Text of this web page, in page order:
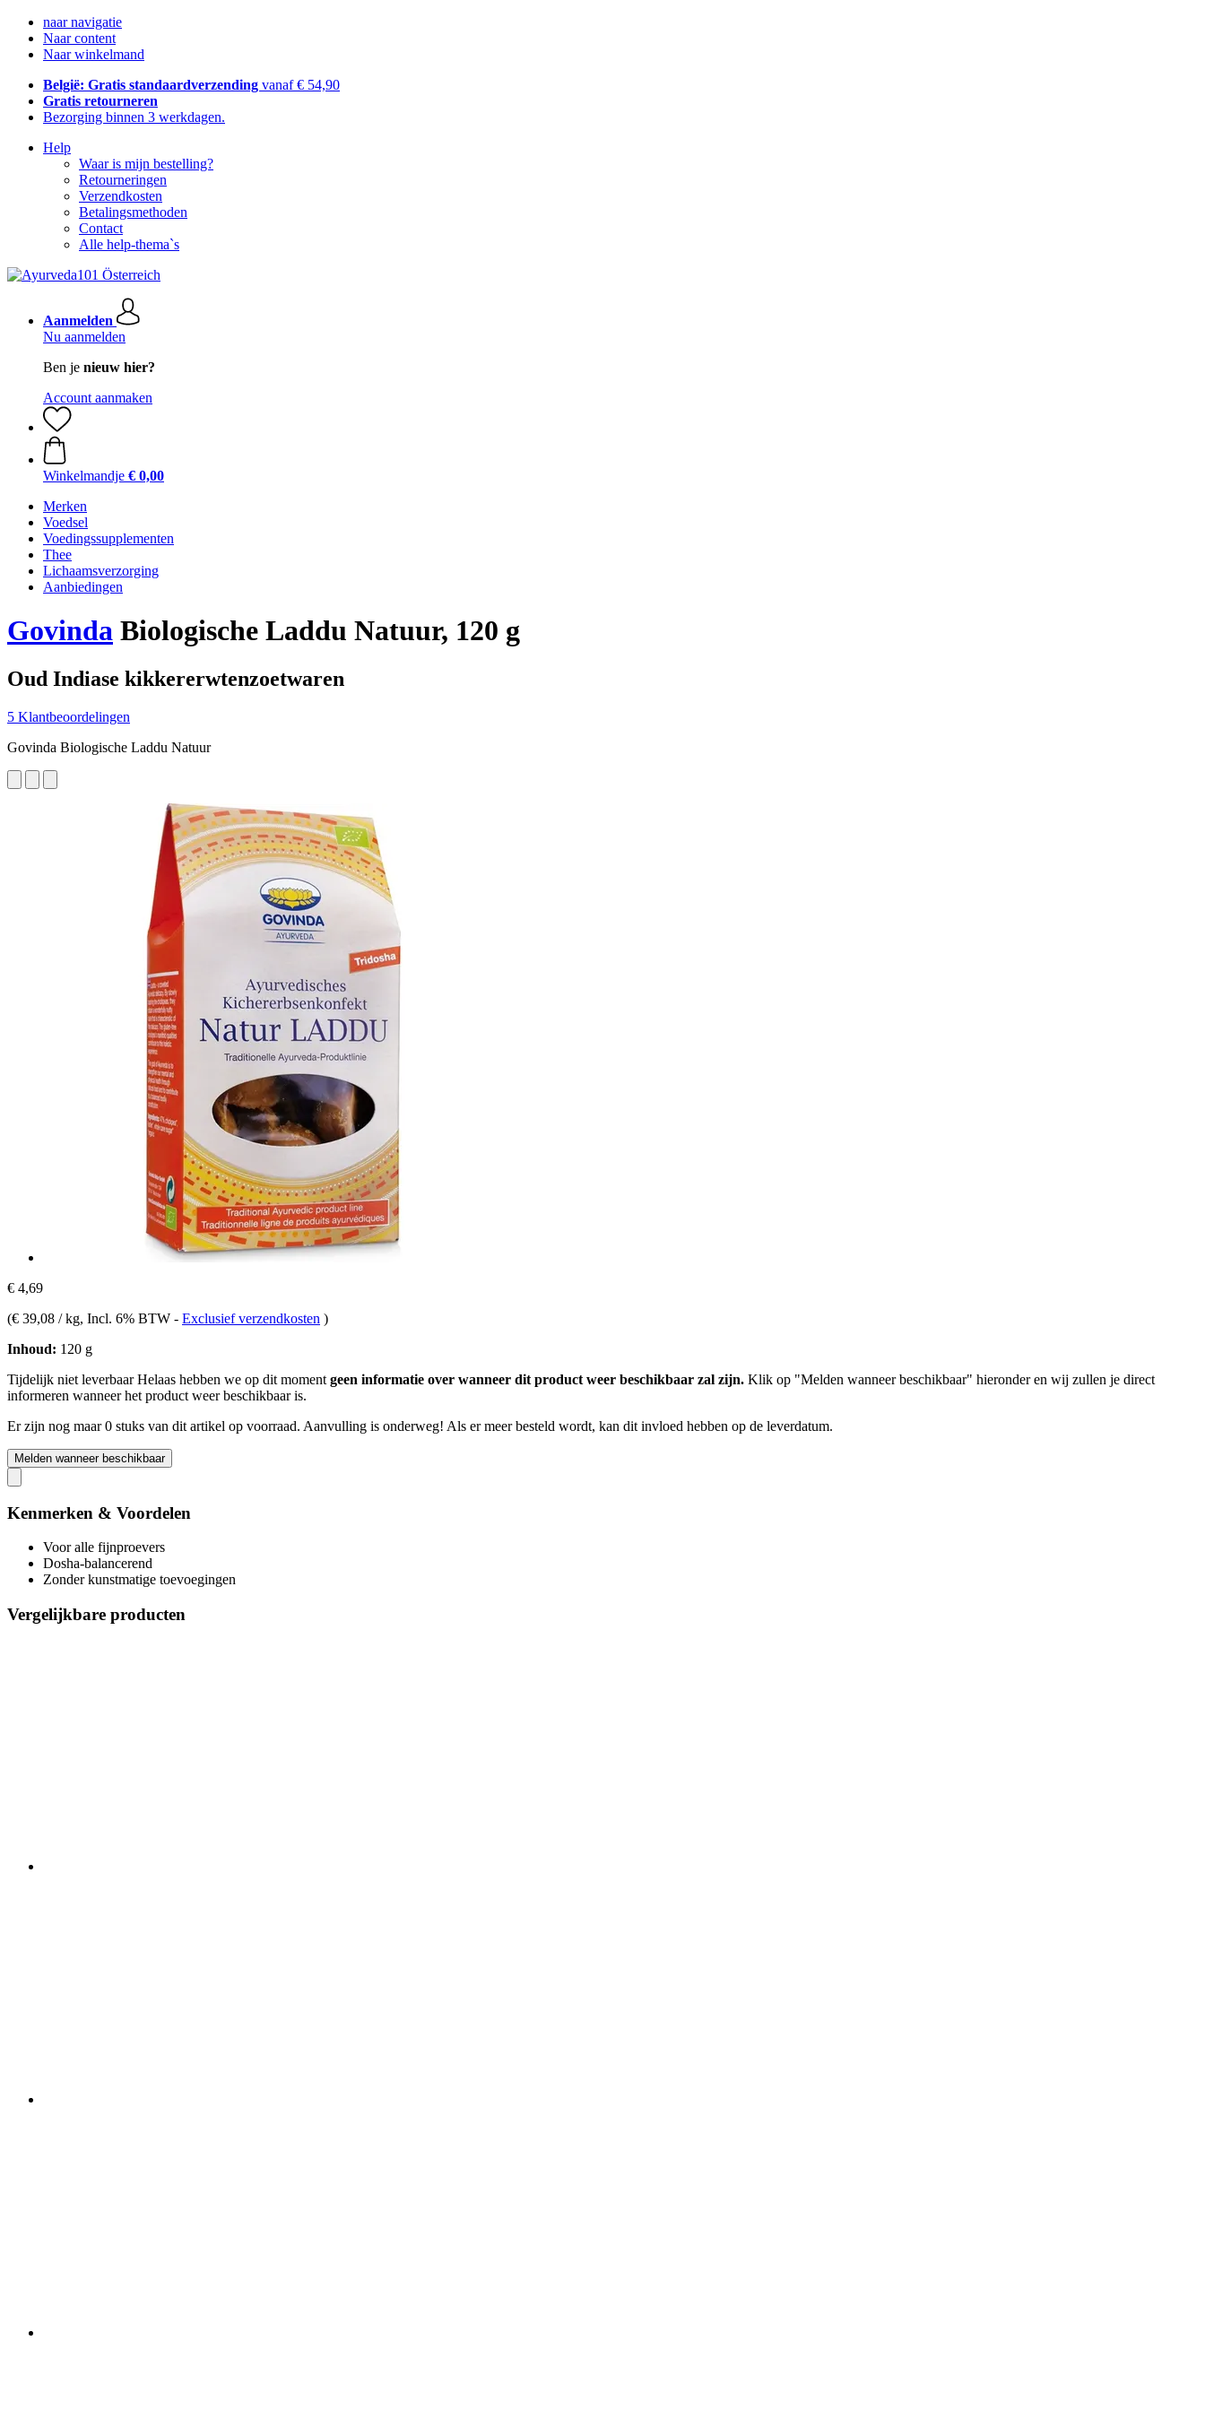
naar navigatie
Naar content
Naar winkelmand
België: Gratis standaardverzending vanaf € 54,90
Gratis retourneren
Bezorging binnen 3 werkdagen.
Help
Waar is mijn bestelling?
Retourneringen
Verzendkosten
Betalingsmethoden
Contact
Alle help-thema`s
Aanmelden
Nu aanmelden
Ben je nieuw hier?
Account aanmaken
Winkelmandje € 0,00
Merken
Voedsel
Voedingssupplementen
Thee
Lichaamsverzorging
Aanbiedingen
Govinda Biologische Laddu Natuur, 120 g
Oud Indiase kikkererwtenzoetwaren
5 Klantbeoordelingen
Govinda Biologische Laddu Natuur
€ 4,69
(€ 39,08 / kg, Incl. 6% BTW - Exclusief verzendkosten )
Inhoud: 120 g
Tijdelijk niet leverbaarHelaas hebben we op dit moment geen informatie over wanneer dit product weer beschikbaar zal zijn. Klik op "Melden wanneer beschikbaar" hieronder en wij zullen je direct
informeren wanneer het product weer beschikbaar is.
Er zijn nog maar 0 stuks van dit artikel op voorraad. Aanvulling is onderweg! Als er meer besteld wordt, kan dit invloed hebben op de leverdatum.
Melden wanneer beschikbaar
Kenmerken & Voordelen
Voor alle fijnproevers
Dosha-balancerend
Zonder kunstmatige toevoegingen
Vergelijkbare producten